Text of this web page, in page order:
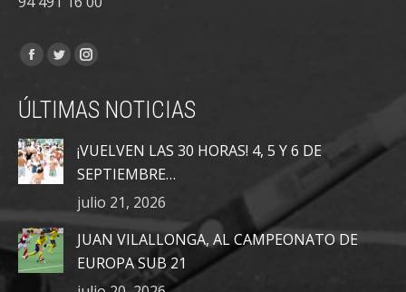
Encuéntranos en:
Facebook
opens
in
new
window
Twitter
opens
in
new
window
Instagram
opens
new
window
ÚLTIMAS NOTICIAS
¡VUELVEN LAS 30 HORAS! 4, 5 Y 6 DE
SEPTIEMBRE…
julio 21, 2026
JUAN VILALLONGA, AL CAMPEONATO DE
EUROPA SUB 21